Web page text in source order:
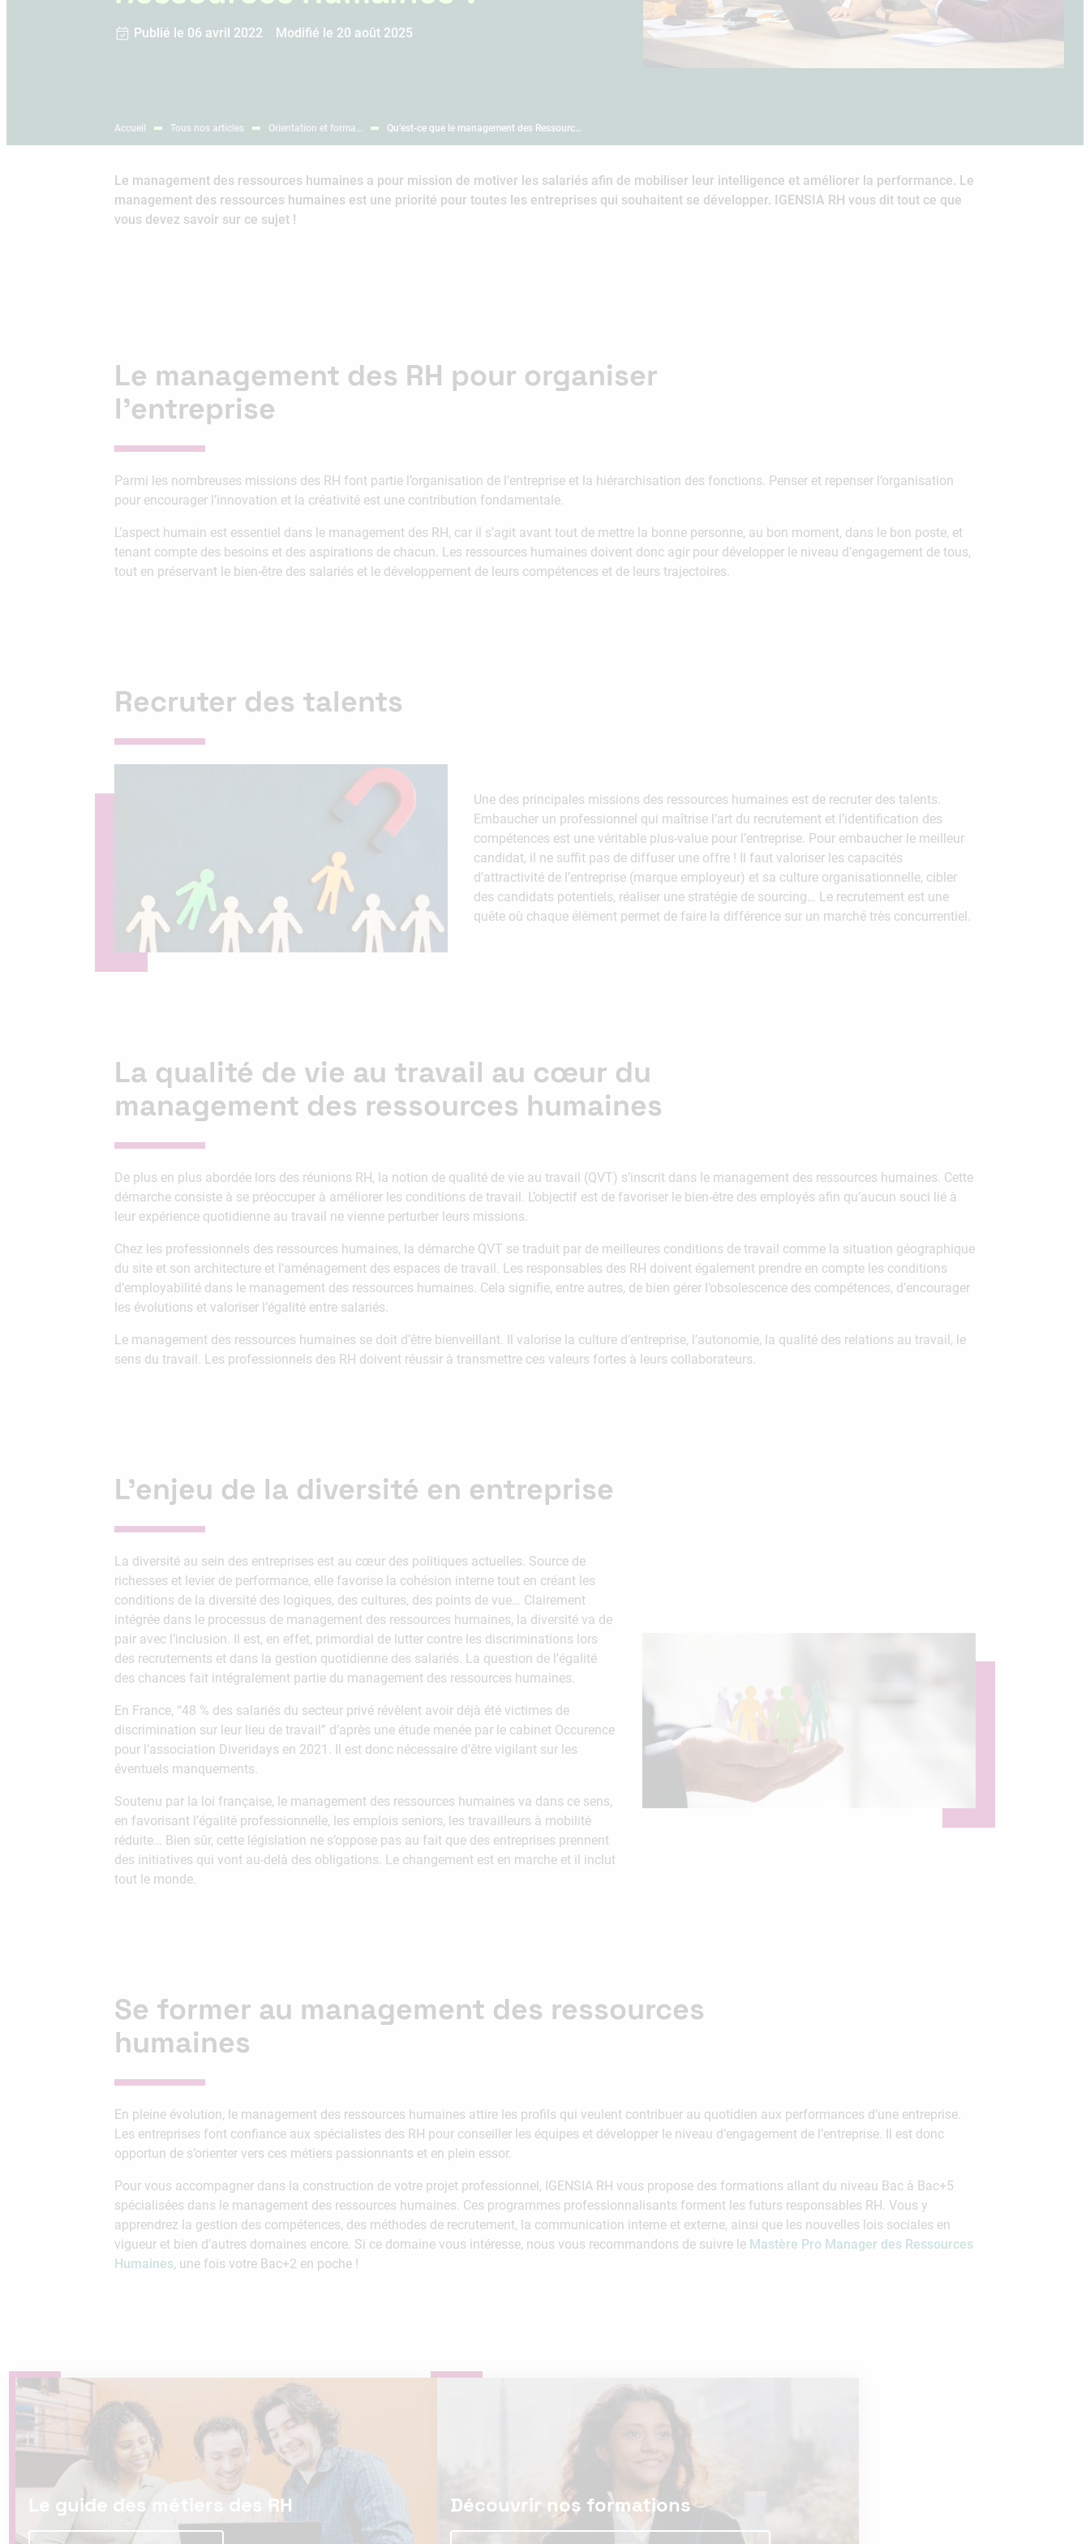
Publié le 06 avril 2022 Modifié le 20 août 2025
Accueil Tous nos articles Orientation et forma… Qu’est-ce que le management des Ressourc…
Le management des ressources humaines a pour mission de motiver les salariés afin de mobiliser leur intelligence et améliorer la performance. Le
management des ressources humaines est une priorité pour toutes les entreprises qui souhaitent se développer. IGENSIA RH vous dit tout ce que
vous devez savoir sur ce sujet !
Le management des RH pour organiser
l’entreprise
Parmi les nombreuses missions des RH font partie l’organisation de l’entreprise et la hiérarchisation des fonctions. Penser et repenser l’organisation
pour encourager l’innovation et la créativité est une contribution fondamentale.
L’aspect humain est essentiel dans le management des RH, car il s’agit avant tout de mettre la bonne personne, au bon moment, dans le bon poste, et
tenant compte des besoins et des aspirations de chacun. Les ressources humaines doivent donc agir pour développer le niveau d’engagement de tous,
tout en préservant le bien-être des salariés et le développement de leurs compétences et de leurs trajectoires.
Recruter des talents
Une des principales missions des ressources humaines est de recruter des talents.
Embaucher un professionnel qui maîtrise l’art du recrutement et l’identification des
compétences est une véritable plus-value pour l’entreprise. Pour embaucher le meilleur
candidat, il ne suffit pas de diffuser une offre ! Il faut valoriser les capacités
d’attractivité de l’entreprise (marque employeur) et sa culture organisationnelle, cibler
des candidats potentiels, réaliser une stratégie de sourcing… Le recrutement est une
quête où chaque élément permet de faire la différence sur un marché très concurrentiel.
La qualité de vie au travail au cœur du
management des ressources humaines
De plus en plus abordée lors des réunions RH, la notion de qualité de vie au travail (QVT) s’inscrit dans le management des ressources humaines. Cette
démarche consiste à se préoccuper à améliorer les conditions de travail. L’objectif est de favoriser le bien-être des employés afin qu’aucun souci lié à
leur expérience quotidienne au travail ne vienne perturber leurs missions.
Chez les professionnels des ressources humaines, la démarche QVT se traduit par de meilleures conditions de travail comme la situation géographique
du site et son architecture et l’aménagement des espaces de travail. Les responsables des RH doivent également prendre en compte les conditions
d’employabilité dans le management des ressources humaines. Cela signifie, entre autres, de bien gérer l’obsolescence des compétences, d’encourager
les évolutions et valoriser l’égalité entre salariés.
Le management des ressources humaines se doit d’être bienveillant. Il valorise la culture d’entreprise, l’autonomie, la qualité des relations au travail, le
sens du travail. Les professionnels des RH doivent réussir à transmettre ces valeurs fortes à leurs collaborateurs.
L’enjeu de la diversité en entreprise
La diversité au sein des entreprises est au cœur des politiques actuelles. Source de
richesses et levier de performance, elle favorise la cohésion interne tout en créant les
conditions de la diversité des logiques, des cultures, des points de vue… Clairement
intégrée dans le processus de management des ressources humaines, la diversité va de
pair avec l’inclusion. Il est, en effet, primordial de lutter contre les discriminations lors
des recrutements et dans la gestion quotidienne des salariés. La question de l’égalité
des chances fait intégralement partie du management des ressources humaines.
En France, “48 % des salariés du secteur privé révèlent avoir déjà été victimes de
discrimination sur leur lieu de travail” d’après une étude menée par le cabinet Occurence
pour l’association Diveridays en 2021. Il est donc nécessaire d’être vigilant sur les
éventuels manquements.
Soutenu par la loi française, le management des ressources humaines va dans ce sens,
en favorisant l’égalité professionnelle, les emplois seniors, les travailleurs à mobilité
réduite… Bien sûr, cette législation ne s’oppose pas au fait que des entreprises prennent
des initiatives qui vont au-delà des obligations. Le changement est en marche et il inclut
tout le monde.
Se former au management des ressources
humaines
En pleine évolution, le management des ressources humaines attire les profils qui veulent contribuer au quotidien aux performances d’une entreprise.
Les entreprises font confiance aux spécialistes des RH pour conseiller les équipes et développer le niveau d’engagement de l’entreprise. Il est donc
opportun de s’orienter vers ces métiers passionnants et en plein essor.
Pour vous accompagner dans la construction de votre projet professionnel, IGENSIA RH vous propose des formations allant du niveau Bac à Bac+5
spécialisées dans le management des ressources humaines. Ces programmes professionnalisants forment les futurs responsables RH. Vous y
apprendrez la gestion des compétences, des méthodes de recrutement, la communication interne et externe, ainsi que les nouvelles lois sociales en
vigueur et bien d’autres domaines encore. Si ce domaine vous intéresse, nous vous recommandons de suivre le Mastère Pro Manager des Ressources
Humaines, une fois votre Bac+2 en poche !
Le guide des métiers des RH Découvrir nos formations